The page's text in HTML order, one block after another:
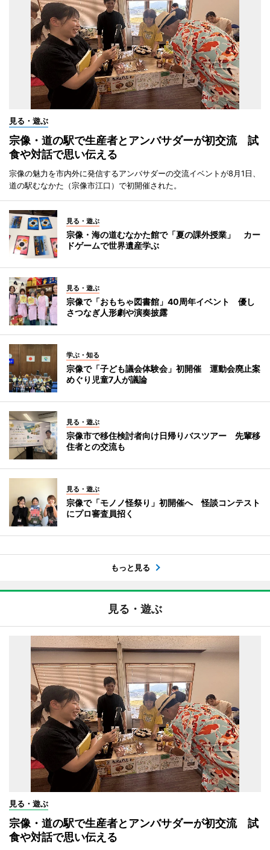
見る・遊ぶ
宗像・道の駅で生産者とアンバサダーが初交流 試
食や対話で思い伝える
宗像の魅力を市内外に発信するアンバサダーの交流イベントが8月1日、
道の駅むなかた（宗像市江口）で初開催された。
見る・遊ぶ
宗像・海の道むなかた館で「夏の課外授業」 カー
ドゲームで世界遺産学ぶ
見る・遊ぶ
宗像で「おもちゃ図書館」40周年イベント 優し
さつなぎ人形劇や演奏披露
学ぶ・知る
宗像で「子ども議会体験会」初開催 運動会廃止案
めぐり児童7人が議論
見る・遊ぶ
宗像市で移住検討者向け日帰りバスツアー 先輩移
住者との交流も
見る・遊ぶ
宗像で「モノノ怪祭り」初開催へ 怪談コンテスト
にプロ審査員招く
もっと見る
見る・遊ぶ
見る・遊ぶ
宗像・道の駅で生産者とアンバサダーが初交流 試
食や対話で思い伝える